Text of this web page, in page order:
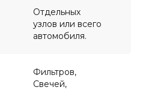
Отдельных
узлов или всего
автомобиля.
Фильтров,
Свечей,